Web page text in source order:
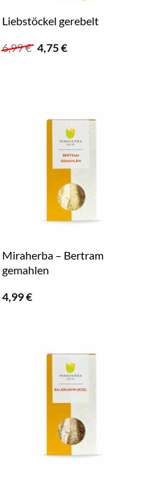
Liebstöckel gerebelt
6,99€ Ursprünglicher
Preis
4,75€Aktueller
Miraherba – Bertram
gemahlen
4,99€